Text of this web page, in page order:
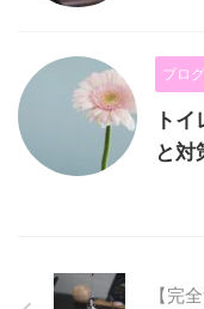
ブログ
ト
と対
【完